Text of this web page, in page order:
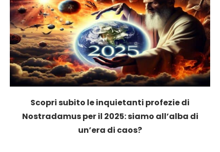
Scopri subito le inquietanti profezie di
Nostradamus per il 2025: siamo all’alba di
un’era di caos?